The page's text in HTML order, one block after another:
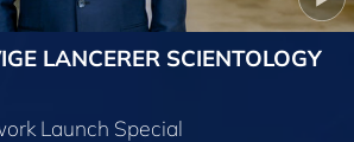
LANCERER SCIENTOLOGY
Launch Special